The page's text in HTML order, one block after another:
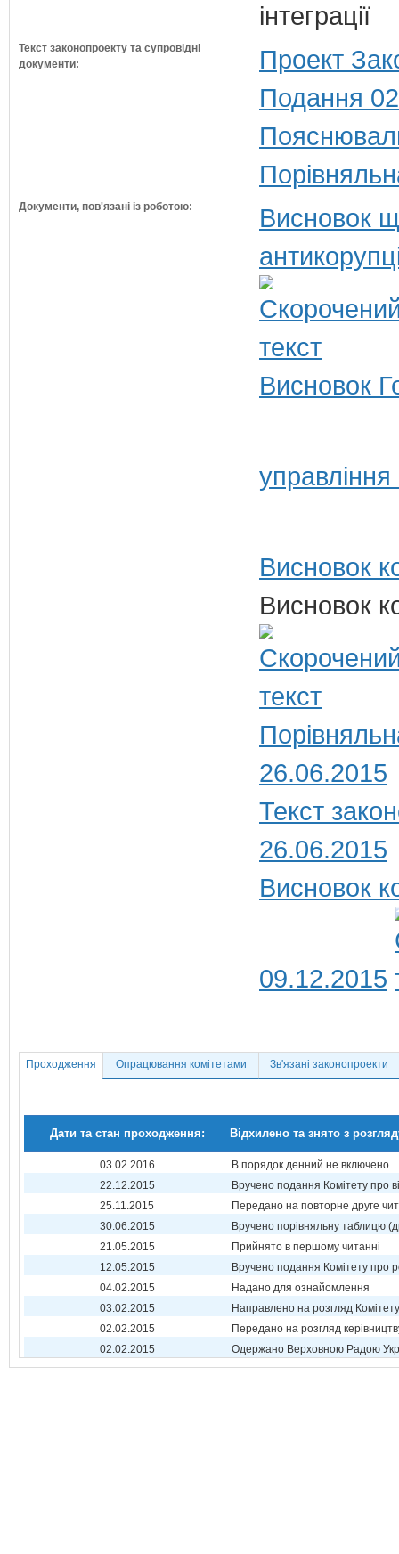
інтеграції
Текст законопроекту та супровідні
документи:
Проект
Подання
Документи, пов'язані із роботою:
Висновок
Висновок
Висновок
Висновок
26.06.2015
Текст
26.06.2015
Висновок
09.12.2015
Проходження Опрацювання комітетами Зв'язані законопроекти
Дати та стан проходження: Відхилено та знято з
03.02.2016
В порядок денний не включено
22.12.2015
Вручено подання Комітету про
25.11.2015
Передано на повторне друге
30.06.2015
Вручено порівняльну таблицю
21.05.2015
Прийнято в першому читанні
12.05.2015
Вручено подання Комітету про
04.02.2015
Надано для ознайомлення
03.02.2015
Направлено на розгляд Комітету
02.02.2015
Передано на розгляд
02.02.2015
Одержано Верховною Радою